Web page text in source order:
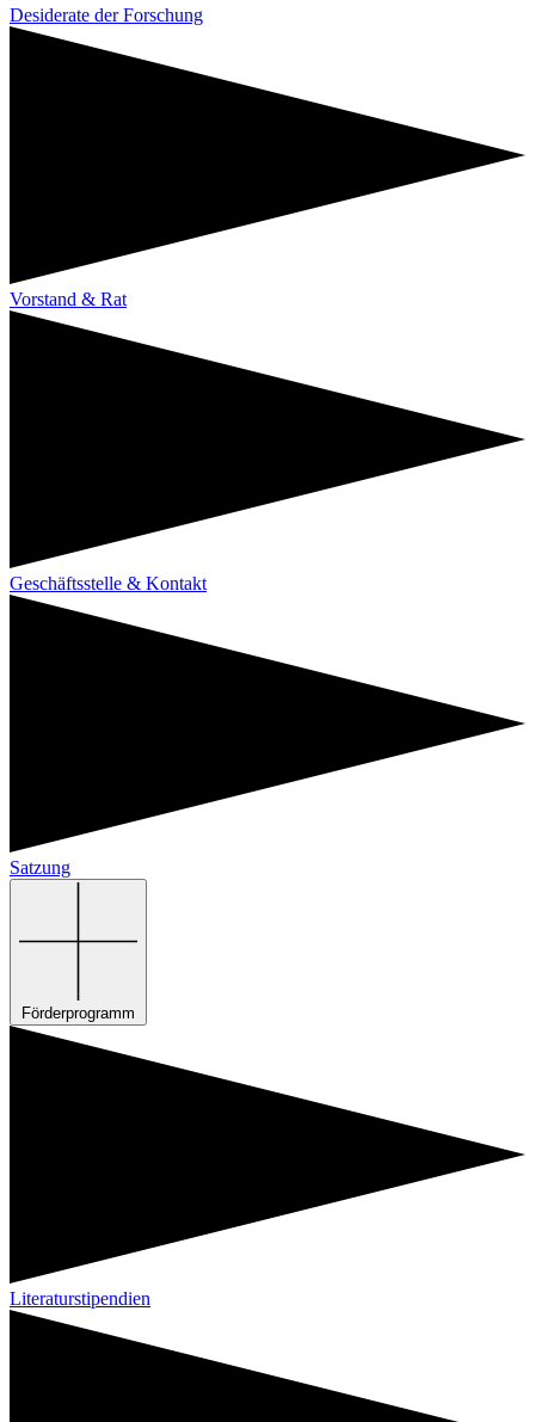
Desiderate der Forschung
Vorstand & Rat
Geschäftsstelle & Kontakt
Satzung
Förderprogramm
Literaturstipendien